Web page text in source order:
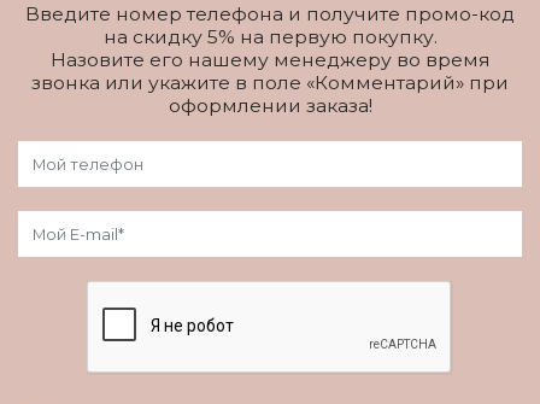
Введите номер телефона и получите промо-код
на скидку 5% на первую покупку.
Назовите его нашему менеджеру во время
звонка или укажите в поле «Комментарий» при
оформлении заказа!